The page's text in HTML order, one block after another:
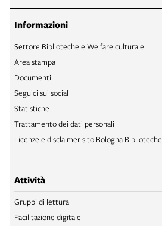
Informazioni
Settore Biblioteche e Welfare culturale
Area stampa
Documenti
Seguici sui social
Statistiche
Trattamento dei dati personali
Licenze e disclaimer sito Bologna Biblioteche
Attività
Gruppi di lettura
Facilitazione digitale